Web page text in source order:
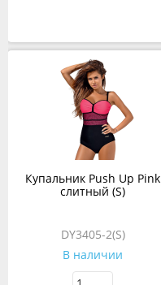
Купальник Push Up Pink
слитный (S)
DY3405-2(S)
В наличии